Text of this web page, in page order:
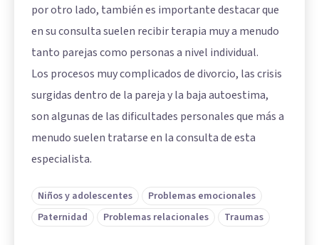
por otro lado, también es importante destacar que
en su consulta suelen recibir terapia muy a menudo
tanto parejas como personas a nivel individual.
Los procesos muy complicados de divorcio, las crisis
surgidas dentro de la pareja y la baja autoestima,
son algunas de las dificultades personales que más a
menudo suelen tratarse en la consulta de esta
especialista.
Niños y adolescentes
Problemas emocionales
Paternidad
Problemas relacionales Traumas